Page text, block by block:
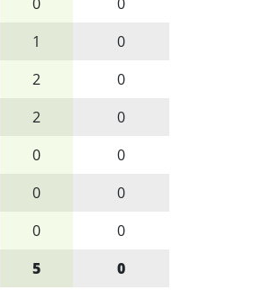
1
0
2
0
2
0
0
0
0
0
0
0
5 0